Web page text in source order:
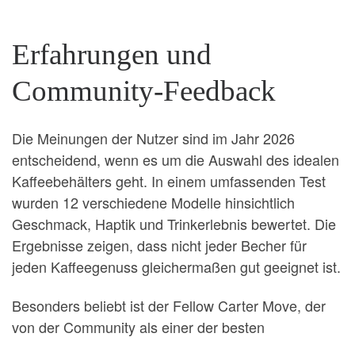
Erfahrungen und
Community-Feedback
Die Meinungen der Nutzer sind im Jahr 2026
entscheidend, wenn es um die Auswahl des idealen
Kaffeebehälters geht. In einem umfassenden Test
wurden 12 verschiedene Modelle hinsichtlich
Geschmack, Haptik und Trinkerlebnis bewertet. Die
Ergebnisse zeigen, dass nicht jeder Becher für
jeden Kaffeegenuss gleichermaßen gut geeignet ist.
Besonders beliebt ist der Fellow Carter Move, der
von der Community als einer der besten